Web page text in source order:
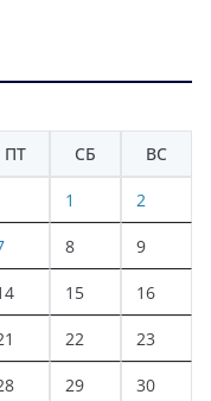
ПТ СБ ВС
1 2
8 9
15 16
22 23
29 30